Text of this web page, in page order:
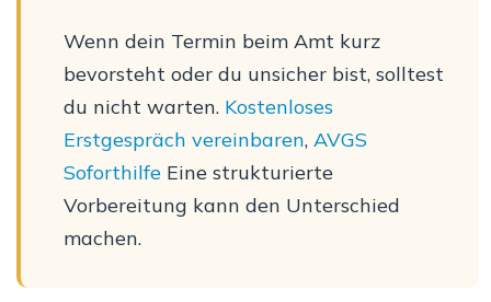
Wenn dein Termin beim Amt kurz
bevorsteht oder du unsicher bist, solltest
du nicht warten. Kostenloses
Erstgespräch vereinbaren, AVGS
Soforthilfe Eine strukturierte
Vorbereitung kann den Unterschied
machen.